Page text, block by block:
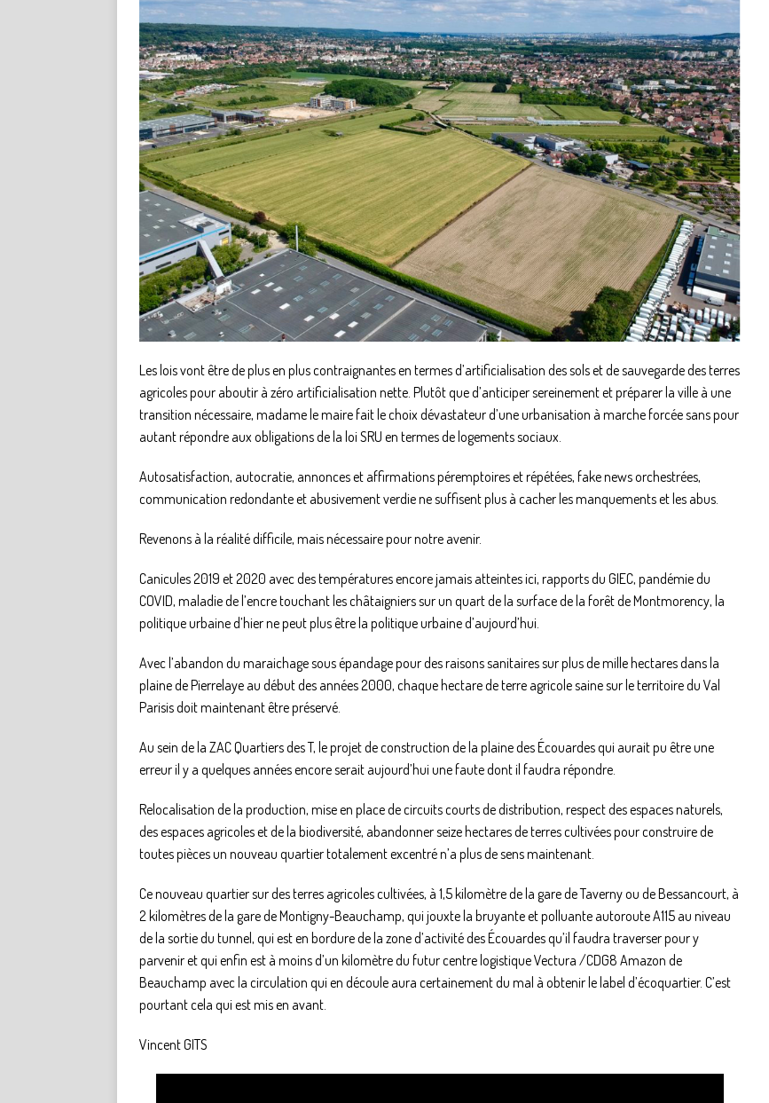
Les lois vont être de plus en plus contraignantes en termes d’artificialisation des sols et de sauvegarde des terres
agricoles pour aboutir à zéro artificialisation nette. Plutôt que d’anticiper sereinement et préparer la ville à une
transition nécessaire, madame le maire fait le choix dévastateur d’une urbanisation à marche forcée sans pour
autant répondre aux obligations de la loi SRU en termes de logements sociaux.
Autosatisfaction, autocratie, annonces et affirmations péremptoires et répétées, fake news orchestrées,
communication redondante et abusivement verdie ne suffisent plus à cacher les manquements et les abus.
Revenons à la réalité difficile, mais nécessaire pour notre avenir.
Canicules 2019 et 2020 avec des températures encore jamais atteintes ici, rapports du GIEC, pandémie du
COVID, maladie de l’encre touchant les châtaigniers sur un quart de la surface de la forêt de Montmorency, la
politique urbaine d’hier ne peut plus être la politique urbaine d’aujourd’hui.
Avec l’abandon du maraichage sous épandage pour des raisons sanitaires sur plus de mille hectares dans la
plaine de Pierrelaye au début des années 2000, chaque hectare de terre agricole saine sur le territoire du Val
Parisis doit maintenant être préservé.
Au sein de la ZAC Quartiers des T, le projet de construction de la plaine des Écouardes qui aurait pu être une
erreur il y a quelques années encore serait aujourd’hui une faute dont il faudra répondre.
Relocalisation de la production, mise en place de circuits courts de distribution, respect des espaces naturels,
des espaces agricoles et de la biodiversité, abandonner seize hectares de terres cultivées pour construire de
toutes pièces un nouveau quartier totalement excentré n’a plus de sens maintenant.
Ce nouveau quartier sur des terres agricoles cultivées, à 1,5 kilomètre de la gare de Taverny ou de Bessancourt, à
2 kilomètres de la gare de Montigny-Beauchamp, qui jouxte la bruyante et polluante autoroute A115 au niveau
de la sortie du tunnel, qui est en bordure de la zone d’activité des Écouardes qu’il faudra traverser pour y
parvenir et qui enfin est à moins d’un kilomètre du futur centre logistique Vectura /CDG8 Amazon de
Beauchamp avec la circulation qui en découle aura certainement du mal à obtenir le label d’écoquartier. C’est
pourtant cela qui est mis en avant.
Vincent GITS